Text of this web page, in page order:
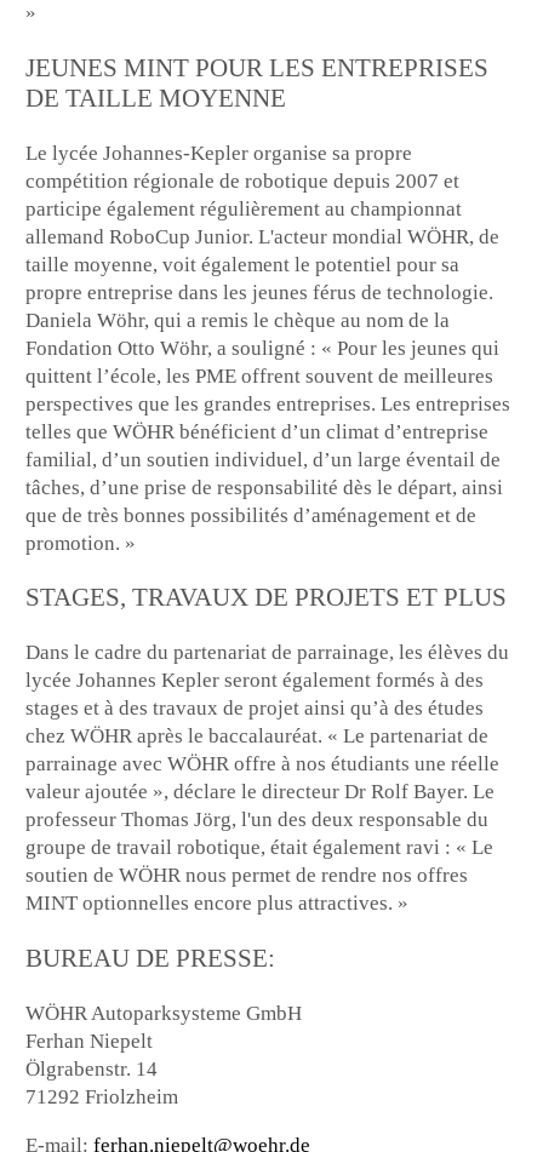
»
JEUNES MINT POUR LES ENTREPRISES
DE TAILLE MOYENNE
Le lycée Johannes-Kepler organise sa propre
compétition régionale de robotique depuis 2007 et
participe également régulièrement au championnat
allemand RoboCup Junior. L'acteur mondial WÖHR, de
taille moyenne, voit également le potentiel pour sa
propre entreprise dans les jeunes férus de technologie.
Daniela Wöhr, qui a remis le chèque au nom de la
Fondation Otto Wöhr, a souligné : « Pour les jeunes qui
quittent l’école, les PME offrent souvent de meilleures
perspectives que les grandes entreprises. Les entreprises
telles que WÖHR bénéficient d’un climat d’entreprise
familial, d’un soutien individuel, d’un large éventail de
tâches, d’une prise de responsabilité dès le départ, ainsi
que de très bonnes possibilités d’aménagement et de
promotion. »
STAGES, TRAVAUX DE PROJETS ET PLUS
Dans le cadre du partenariat de parrainage, les élèves du
lycée Johannes Kepler seront également formés à des
stages et à des travaux de projet ainsi qu’à des études
chez WÖHR après le baccalauréat. « Le partenariat de
parrainage avec WÖHR offre à nos étudiants une réelle
valeur ajoutée », déclare le directeur Dr Rolf Bayer. Le
professeur Thomas Jörg, l'un des deux responsable du
groupe de travail robotique, était également ravi : « Le
soutien de WÖHR nous permet de rendre nos offres
MINT optionnelles encore plus attractives. »
BUREAU DE PRESSE:
WÖHR Autoparksysteme GmbH
Ferhan Niepelt
Ölgrabenstr. 14
71292 Friolzheim
E-mail:ferhan.niepelt@woehr.de